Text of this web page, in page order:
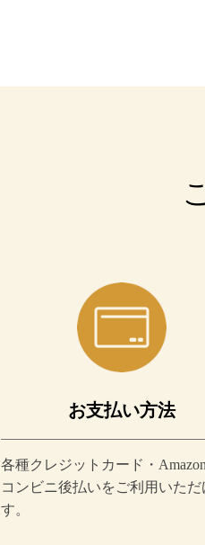
お支払い方法
各種クレジットカード・
コンビニ後払いをご利用いただ
す。